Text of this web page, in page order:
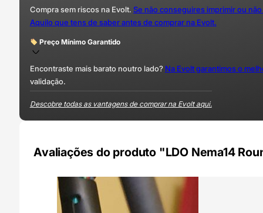
Compra sem riscos na Evolt. Se não conseguires imprimir ou
Aquilo que tens de saber antes de comprar na Evolt.
Preço Mínimo Garantido
Encontraste mais barato noutro lado? Na Evolt garantimos o
validação.
Descobre todas as vantagens de comprar na Evolt aqui.
Avaliações do produto "LDO Nema14